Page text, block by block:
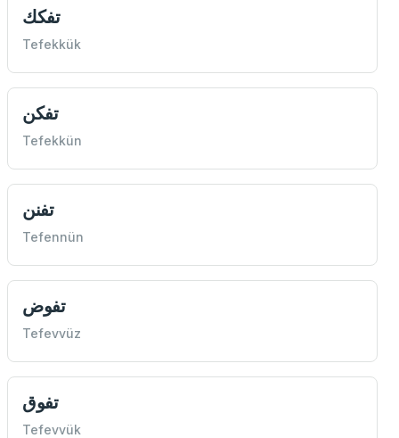
تفكك
Tefekkük
تفكن
Tefekkün
تفنن
Tefennün
تفوض
Tefevvüz
تفوق
Tefevvük